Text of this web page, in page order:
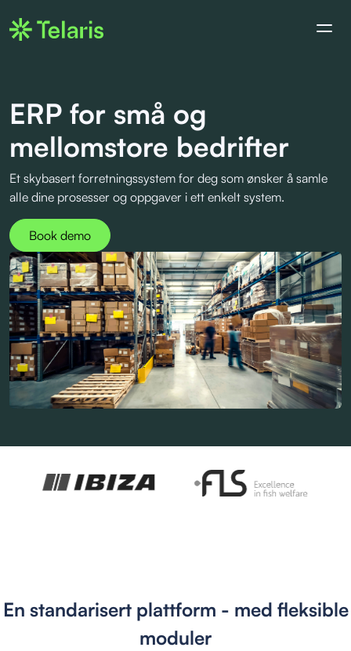
ERP for små og
mellomstore bedrifter
Et skybasert forretningssystem for deg som ønsker å samle
alle dine prosesser og oppgaver i ett enkelt system.
Book demo
En standarisert plattform - med fleksible
moduler